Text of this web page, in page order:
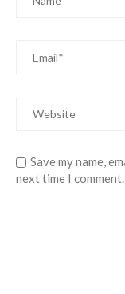
Save my name,
next time I comment.